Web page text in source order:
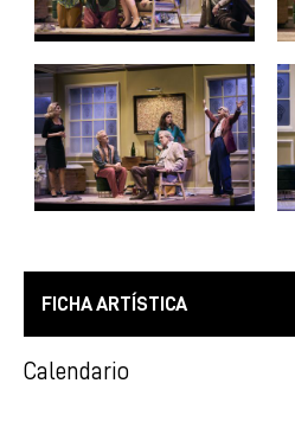
FICHA ARTÍSTICA
Calendario